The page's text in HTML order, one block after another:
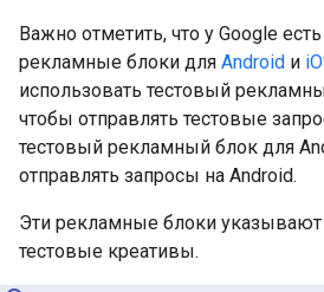
Важно отметить, что у Google
рекламные блоки для Android и
использовать тестовый
чтобы отправлять тестовые
тестовый рекламный блок для
отправлять запросы на Android.
Эти рекламные блоки
тестовые креативы.